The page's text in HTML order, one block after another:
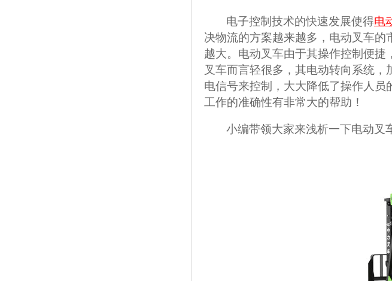
电子控制技术的快速发展使得电
决物流的方案越来越多，电动叉车
越大。电动叉车由于其操作控制便
叉车而言轻很多，其电动转向系统
电信号来控制，大大降低了操作人
工作的准确性有非常大的帮助！
小编带领大家来浅析一下电动叉